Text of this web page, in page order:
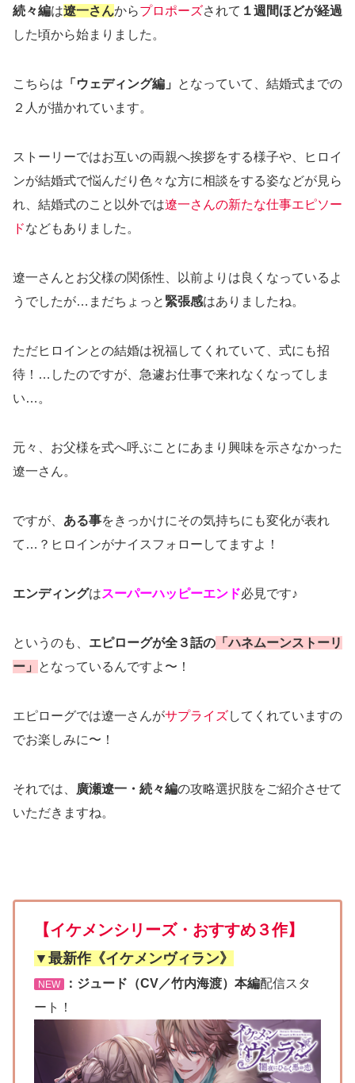
続々編は遼一さんからプロポーズされて １週間ほどが経過
した頃から始まりました。
こちらは 「ウェディング編」
となっていて、結婚式までの
２人が描かれています。
ストーリーではお互いの両親へ挨拶をする様子や、ヒロイ
ンが結婚式で悩んだり色々な方に相談をする姿などが見ら
れ、結婚式のこと以外では遼一さんの新たな仕事エピソー
ドなどもありました。
遼一さんとお父様の関係性、以前よりは良くなっているよ
うでしたが…まだちょっと 緊張感はありましたね。
ただヒロインとの結婚は祝福してくれていて、式にも招
待！…したのですが、急遽お仕事で来れなくなってしま
い…。
元々、お父様を式へ呼ぶことにあまり興味を示さなかった
遼一さん。
ですが、 ある事をきっかけにその気持ちにも変化が表れ
て…？ヒロインがナイスフォローしてますよ！
エンディングはスーパーハッピーエンド必見です♪
というのも、 エピローグが全３話の 「ハネムーンストーリ
ー」
となっているんですよ〜！
エピローグでは遼一さんがサプライズしてくれていますの
でお楽しみに〜！
それでは、 廣瀬遼一・続々編の攻略選択肢をご紹介させて
いただきますね。
【イケメンシリーズ・おすすめ３作】
▼最新作《イケメンヴィラン》
NEW ：ジュード（CV／竹内海渡）本編配信スタ
ート！